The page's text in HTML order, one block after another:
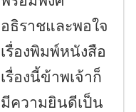
อธิราชและพอใจ
เรื่องพิมพ์หนังสือ
เรื่องนี้ข้าพเจ้าก็
มีความยินดีเป็น